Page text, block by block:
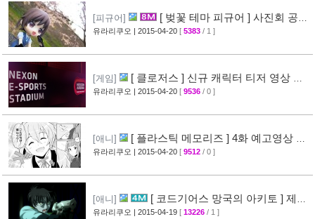
[피규어]
[ 벚꽃 테마 피규어 ] 사진회 공개
( 굿스마일 ) [29]
유라리쿠오 | 2015-04-20 [ 5383 / 1 ]
[게임]
[ 클로저스 ] 신규 캐릭터 티저 영상 공
개 [42]
유라리쿠오 | 2015-04-20 [ 9536 / 0 ]
[애니]
[ 플라스틱 메모리즈 ] 4화 예고영상 +
애니메이션 비교 화면 공개
유라리쿠오 | 2015-04-20 [ 9512 / 0 ]
[애니]
[ 코드기어스 망국의 아키토 ] 제3
장 다이제스트 10분영상 공개
유라리쿠오 | 2015-04-19 [ 13226 / 1 ]